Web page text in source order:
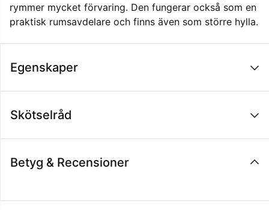
rymmer mycket förvaring. Den fungerar också som en
praktisk rumsavdelare och finns även som större hylla.
Egenskaper
Skötselråd
Betyg & Recensioner